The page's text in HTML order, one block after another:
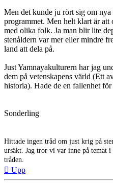
Men det kunde ju rört sig om nya
programmet. Men helt klart är
med olika folk. Ja man blir lite
stenåldern var mer eller mindre
land att dela på.
Just Yamnayakulturern har jag
dem på vetenskapens värld (Ett
historia). Hade de en fallenhet
Sonderling
Hittade ingen tråd om just krig på
ursäkt. Jag tror vi var inne på temat
tråden.
Upp